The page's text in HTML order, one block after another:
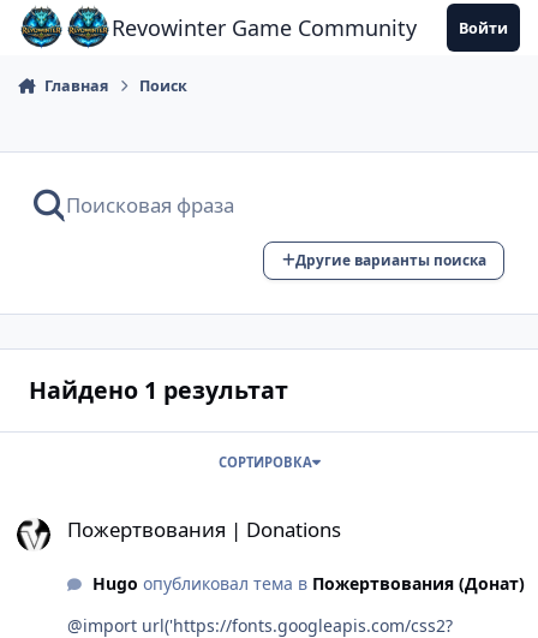
Перейти к содержаниюRevowinter Game Community Войти
Главная Поиск
Другие варианты поиска
Найдено 1 результат
СОРТИРОВКА
Пожертвования | Donations
Hugo опубликовал тема в Пожертвования (Донат)
@import url('https://fonts.googleapis.com/css2?